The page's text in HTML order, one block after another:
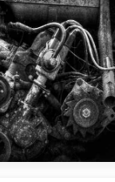
入U盘，从U盘启动
输入N1的ip 账号root
的内置存储，用下面
install.sh写入完
间ln -sf
/etc/loc ...